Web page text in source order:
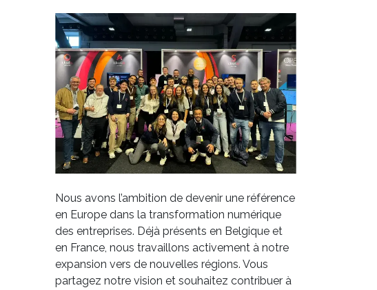
Nous avons l’ambition de devenir une référence
en Europe dans la transformation numérique
des entreprises. Déjà présents en Belgique et
en France, nous travaillons activement à notre
expansion vers de nouvelles régions. Vous
partagez notre vision et souhaitez contribuer à